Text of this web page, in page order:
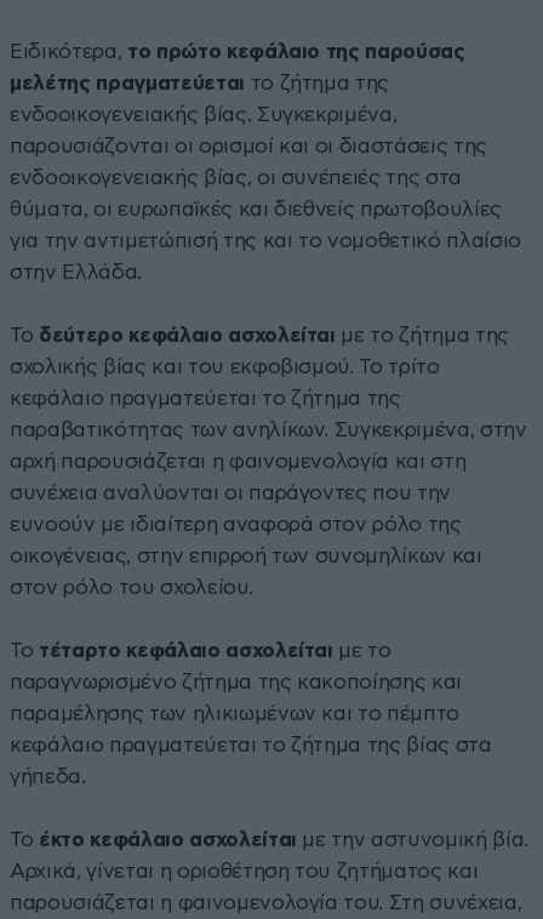
Ειδικότερα, το πρώτο κεφάλαιο της παρούσας
μελέτης πραγματεύεται το ζήτημα της
ενδοοικογενειακής βίας. Συγκεκριμένα,
παρουσιάζονται οι ορισμοί και οι διαστάσεις της
ενδοοικογενειακής βίας, οι συνέπειές της στα
θύματα, οι ευρωπαϊκές και διεθνείς πρωτοβουλίες
για την αντιμετώπισή της και το νομοθετικό πλαίσιο
στην Ελλάδα.
Το δεύτερο κεφάλαιο ασχολείται με το ζήτημα της
σχολικής βίας και του εκφοβισμού. Το τρίτο
κεφάλαιο πραγματεύεται το ζήτημα της
παραβατικότητας των ανηλίκων. Συγκεκριμένα, στην
αρχή παρουσιάζεται η φαινομενολογία και στη
συνέχεια αναλύονται οι παράγοντες που την
ευνοούν με ιδιαίτερη αναφορά στον ρόλο της
οικογένειας, στην επιρροή των συνομηλίκων και
στον ρόλο του σχολείου.
Το τέταρτο κεφάλαιο ασχολείται με το
παραγνωρισμένο ζήτημα της κακοποίησης και
παραμέλησης των ηλικιωμένων και το πέμπτο
κεφάλαιο πραγματεύεται το ζήτημα της βίας στα
γήπεδα.
Το έκτο κεφάλαιο ασχολείται με την αστυνομική βία.
Αρχικά, γίνεται η οριοθέτηση του ζητήματος και
παρουσιάζεται η φαινομενολογία του. Στη συνέχεια,